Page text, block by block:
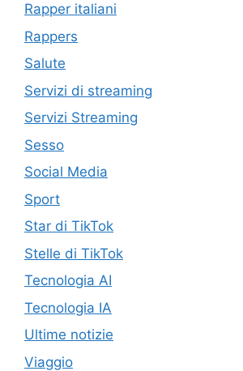
Rapper italiani
Rappers
Salute
Servizi di streaming
Servizi Streaming
Sesso
Social Media
Sport
Star di TikTok
Stelle di TikTok
Tecnologia AI
Tecnologia IA
Ultime notizie
Viaggio